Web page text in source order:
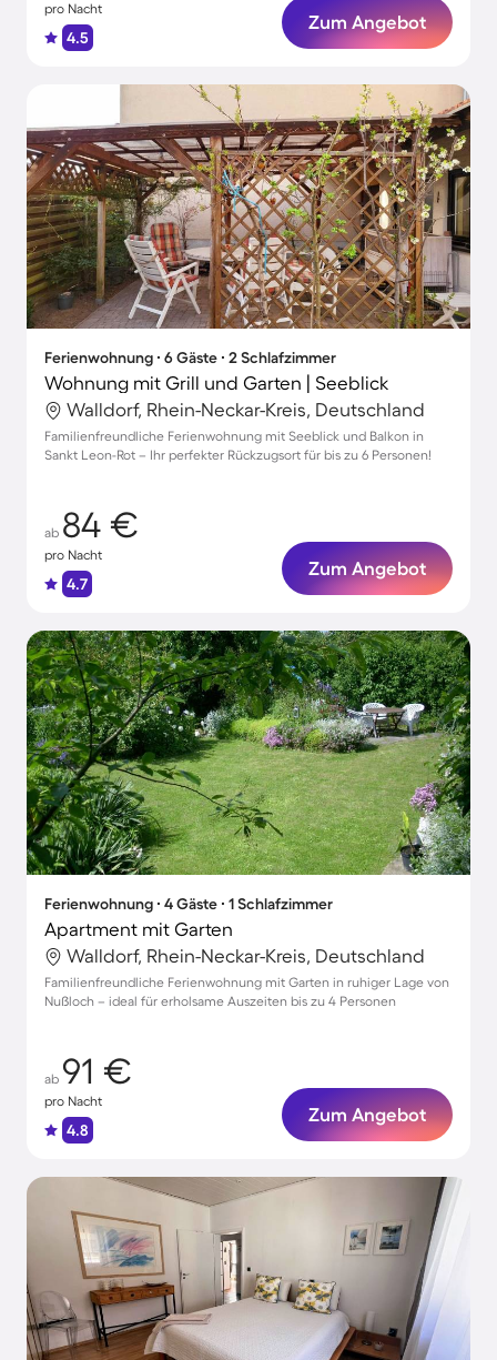
pro Nacht
4.5
Zum Angebot
Ferienwohnung ∙ 6 Gäste ∙ 2 Schlafzimmer
Wohnung mit Grill und Garten | Seeblick
Walldorf, Rhein-Neckar-Kreis, Deutschland
Familienfreundliche Ferienwohnung mit Seeblick und Balkon in
Sankt Leon-Rot – Ihr perfekter Rückzugsort für bis zu 6 Personen!
ab 84 €
pro Nacht
4.7
Zum Angebot
Ferienwohnung ∙ 4 Gäste ∙ 1 Schlafzimmer
Apartment mit Garten
Walldorf, Rhein-Neckar-Kreis, Deutschland
Familienfreundliche Ferienwohnung mit Garten in ruhiger Lage von
Nußloch – ideal für erholsame Auszeiten bis zu 4 Personen
ab 91 €
pro Nacht
4.8
Zum Angebot